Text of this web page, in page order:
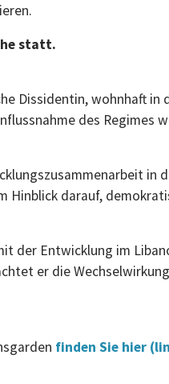
statt.
Dissidentin, wohnhaft in
des
in
darauf,
der Entwicklung im
er die
finden Sie hier